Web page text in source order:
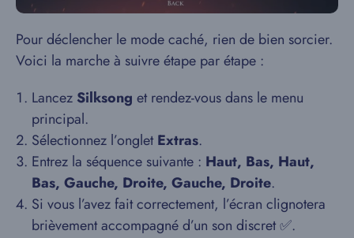
Pour déclencher le mode caché, rien de bien sorcier.
Voici la marche à suivre étape par étape :
Lancez Silksong et rendez-vous dans le menu
principal.
Sélectionnez l’ongletExtras.
Entrez la séquence suivante : Haut, Bas, Haut,
Bas, Gauche, Droite, Gauche, Droite.
Si vous l’avez fait correctement, l’écran clignotera
brièvement accompagné d’un son discret ✅.